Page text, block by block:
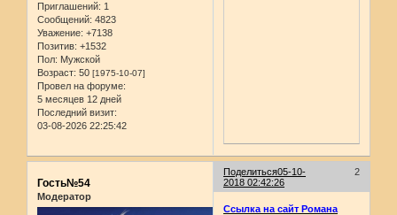
Приглашений: 1
Сообщений: 4823
Уважение: +7138
Позитив: +1532
Пол: Мужской
Возраст: 50 [1975-10-07]
Провел на форуме:
5 месяцев 12 дней
Последний визит:
03-08-2026 22:25:42
Поделиться 2
05-10-
2018 02:42:26
Гость№54
Модератор
Ссылка на сайт Романа